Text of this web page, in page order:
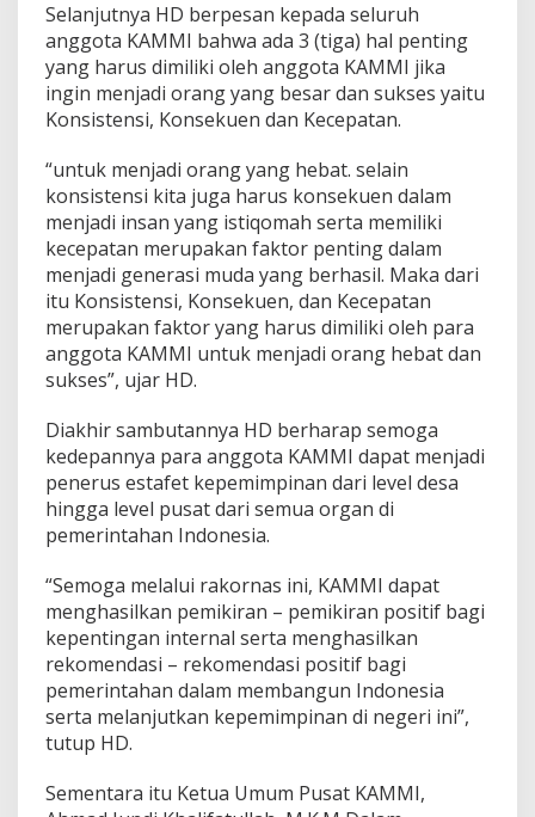
a
d
i
P
e
m
m
p
i
n
M
a
a
D
e
p
n
Selanjutnya HD berpesan kepada seluruh
anggota KAMMI bahwa ada 3 (tiga) hal penting
yang harus dimiliki oleh anggota KAMMI jika
ingin menjadi orang yang besar dan sukses yaitu
Konsistensi, Konsekuen dan Kecepatan.
“untuk menjadi orang yang hebat. selain
konsistensi kita juga harus konsekuen dalam
menjadi insan yang istiqomah serta memiliki
kecepatan merupakan faktor penting dalam
menjadi generasi muda yang berhasil. Maka dari
itu Konsistensi, Konsekuen, dan Kecepatan
merupakan faktor yang harus dimiliki oleh para
anggota KAMMI untuk menjadi orang hebat dan
sukses”, ujar HD.
Diakhir sambutannya HD berharap semoga
kedepannya para anggota KAMMI dapat menjadi
penerus estafet kepemimpinan dari level desa
hingga level pusat dari semua organ di
pemerintahan Indonesia.
“Semoga melalui rakornas ini, KAMMI dapat
menghasilkan pemikiran – pemikiran positif bagi
kepentingan internal serta menghasilkan
rekomendasi – rekomendasi positif bagi
pemerintahan dalam membangun Indonesia
serta melanjutkan kepemimpinan di negeri ini”,
tutup HD.
Sementara itu Ketua Umum Pusat KAMMI,